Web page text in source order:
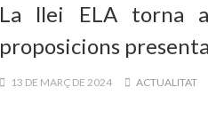
La llei ELA torna
proposicions
13 DE MARÇ DE 2024 ACTUALITAT